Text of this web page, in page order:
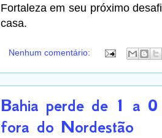
Fortaleza em seu próximo
casa.
Nenhum comentário:
Bahia perde de 1 a 0
fora do Nordestão